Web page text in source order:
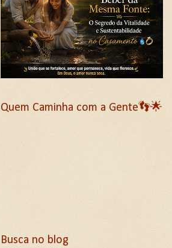
Quem Caminha com a Gente👣🌟
Busca no blog